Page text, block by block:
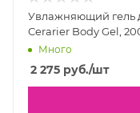
Увлажняющий гель
Cerarier Body Gel,
Много
2 275 руб./шт